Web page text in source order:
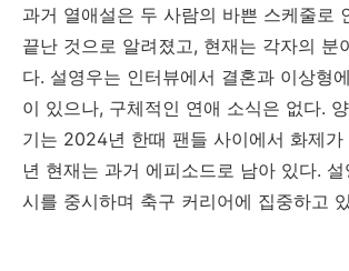
과거 열애설은 두 사람의 바쁜 스케줄로
끝난 것으로 알려졌고, 현재는 각자의 분
다. 설영우는 인터뷰에서 결혼과 이상형
이 있으나, 구체적인 연애 소식은 없다.
기는 2024년 한때 팬들 사이에서 화제
년 현재는 과거 에피소드로 남아 있다.
시를 중시하며 축구 커리어에 집중하고